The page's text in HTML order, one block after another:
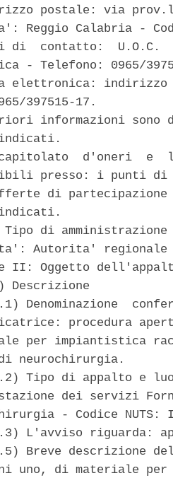
postale: via
Reggio Calabria -
di  contatto:  U.O.C.
- Telefono: 0965/
elettronica:
397515-17.
informazioni sono
indicati.
d'oneri  e
presso: i punti
di
indicati.
Tipo di
Autorita'
II: Oggetto
Descrizione
Denominazione
procedura
per impiantistica
di neurochirurgia.
Tipo di appalto e
dei servizi
- Codice NUTS:
L'avviso riguarda:
Breve descrizione
uno, di materiale